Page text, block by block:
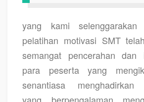
yang kami selenggarakan
pelatihan motivasi SMT
semangat pencerahan dan
para peserta yang
senantiasa menghadirkan
yang berpengalaman